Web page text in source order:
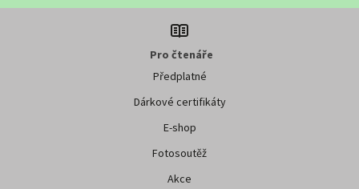
Pro čtenáře
Předplatné
Dárkové certifikáty
E-shop
Fotosoutěž
Akce